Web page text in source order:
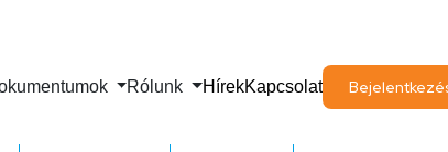
Rólunk HírekKapcsolat